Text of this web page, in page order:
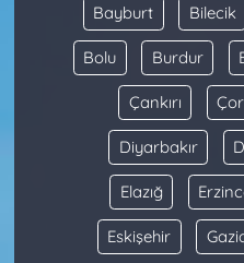
Bayburt Bilecik
Bolu Burdur
Çankırı
Diyarbakır
Elazığ
Eskişehir